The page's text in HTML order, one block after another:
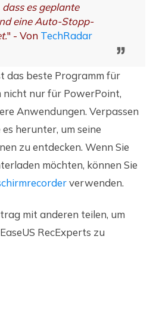
es geplante
eine Auto-Stopp-
" - Von TechRadar
das beste Programm für
nicht nur für PowerPoint,
Anwendungen. Verpassen
es herunter, um seine
zu entdecken. Wenn Sie
möchten, können Sie
verwenden.
mit anderen teilen, um
RecExperts zu